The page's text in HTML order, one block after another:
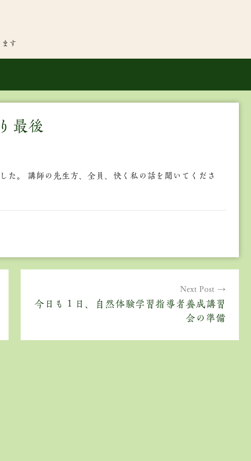
す
最後
た。 講師の先生方、全員、快く私の話を聞いてくださ
Next Post
今日も１日、自然体験学習指導者養成講習
会の準備